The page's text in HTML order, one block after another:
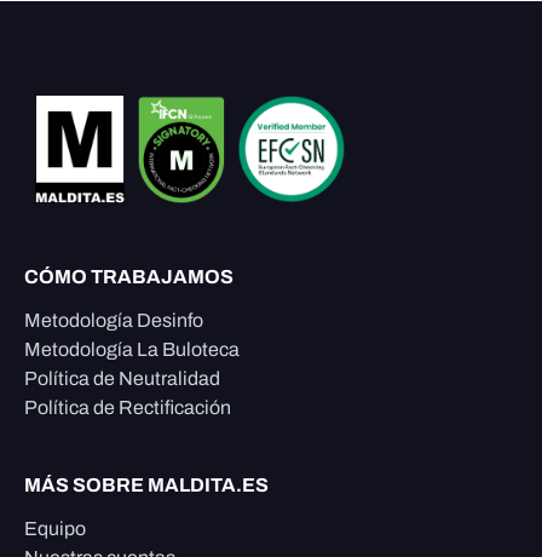
CÓMO TRABAJAMOS
Metodología Desinfo
Metodología La Buloteca
Política de Neutralidad
Política de Rectificación
MÁS SOBRE MALDITA.ES
Equipo